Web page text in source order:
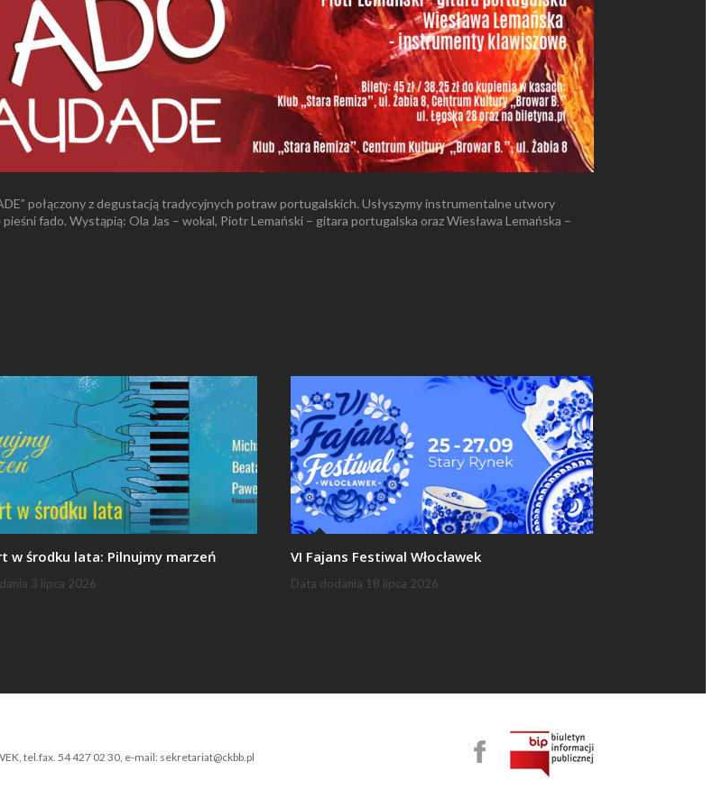
połączony z degustacją tradycyjnych potraw portugalskich. Usłyszymy instrumentalne utwory
fado. Wystąpią: Ola Jas – wokal, Piotr Lemański – gitara portugalska oraz Wiesława Lemańska –
w środku lata: Pilnujmy marzeń
3 lipca 2026
VI Fajans Festiwal Włocławek
Data dodania 18 lipca 2026
tel.fax. 54 427 02 30, e-mail: sekretariat@ckbb.pl